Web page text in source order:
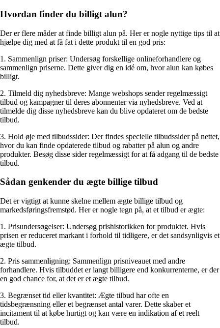
Hvordan finder du billigt alun?
Der er flere måder at finde billigt alun på. Her er nogle nyttige tips til at
hjælpe dig med at få fat i dette produkt til en god pris:
1. Sammenlign priser: Undersøg forskellige onlineforhandlere og
sammenlign priserne. Dette giver dig en idé om, hvor alun kan købes
billigt.
2. Tilmeld dig nyhedsbreve: Mange webshops sender regelmæssigt
tilbud og kampagner til deres abonnenter via nyhedsbreve. Ved at
tilmelde dig disse nyhedsbreve kan du blive opdateret om de bedste
tilbud.
3. Hold øje med tilbudssider: Der findes specielle tilbudssider på nettet,
hvor du kan finde opdaterede tilbud og rabatter på alun og andre
produkter. Besøg disse sider regelmæssigt for at få adgang til de bedste
tilbud.
Sådan genkender du ægte billige tilbud
Det er vigtigt at kunne skelne mellem ægte billige tilbud og
markedsføringsfremstød. Her er nogle tegn på, at et tilbud er ægte:
1. Prisundersøgelser: Undersøg prishistorikken for produktet. Hvis
prisen er reduceret markant i forhold til tidligere, er det sandsynligvis et
ægte tilbud.
2. Pris sammenligning: Sammenlign prisniveauet med andre
forhandlere. Hvis tilbuddet er langt billigere end konkurrenterne, er der
en god chance for, at det er et ægte tilbud.
3. Begrænset tid eller kvantitet: Ægte tilbud har ofte en
tidsbegrænsning eller et begrænset antal varer. Dette skaber et
incitament til at købe hurtigt og kan være en indikation af et reelt
tilbud.